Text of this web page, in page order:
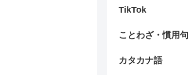
TikTok
ことわざ・慣用句
カタカナ語